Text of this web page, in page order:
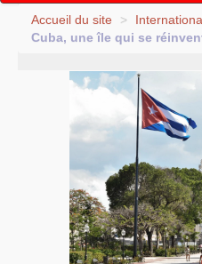
Vie politique
Internationale
S’organiser
Vie du site
Accueil du site >
Cuba, une île qui se